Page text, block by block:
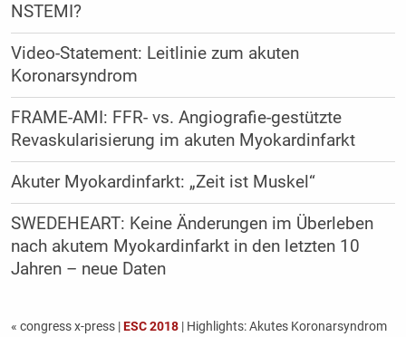
NSTEMI?
Video-Statement: Leitlinie zum akuten
Koronarsyndrom
FRAME-AMI: FFR- vs. Angiografie-gestützte
Revaskularisierung im akuten Myokardinfarkt
Akuter Myokardinfarkt: „Zeit ist Muskel“
SWEDEHEART: Keine Änderungen im Überleben
nach akutem Myokardinfarkt in den letzten 10
Jahren – neue Daten
« congress x-press |ESC 2018| Highlights: Akutes Koronarsyndrom